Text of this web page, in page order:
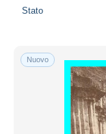
Stato
Nuovo